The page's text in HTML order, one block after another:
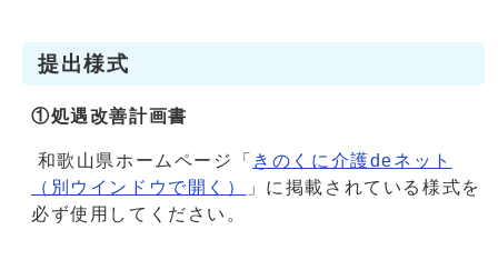
提出様式
①処遇改善計画書
和歌山県ホームページ「 きのくに介護deネット
（別ウインドウで開く）
」に掲載されている様式を
必ず使用してください。